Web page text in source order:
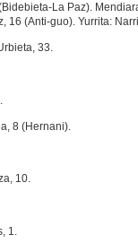
La Paz).
16 (Anti-guo). Yurrita:
33.
8 (Hernani).
10.
1.